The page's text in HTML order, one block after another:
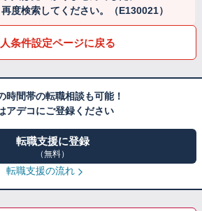
度検索してください。（E130021）
条件設定ページに戻る
時間帯の転職相談も可能！
アデコにご登録ください
転職支援に登録
（無料）
転職支援の流れ